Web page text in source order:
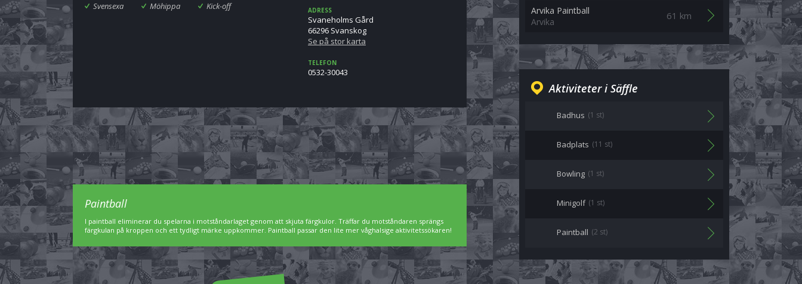
Svensexa Möhippa Kick-off ADRESS
Svaneholms Gård
66296 Svanskog
Se på stor karta
TELEFON
0532-30043
Arvika Paintball
Arvika
61 km
Aktiviteter i Säffle
Badhus (1 st)
Badplats (11 st)
Bowling (1 st)
Minigolf (1 st)
Paintball (2 st)
Paintball
I paintball eliminerar du spelarna i motståndarlaget genom att skjuta färgkulor. Träffar du motståndaren sprängs
färgkulan på kroppen och ett tydligt märke uppkommer. Paintball passar den lite mer våghalsige aktivitetssökaren!